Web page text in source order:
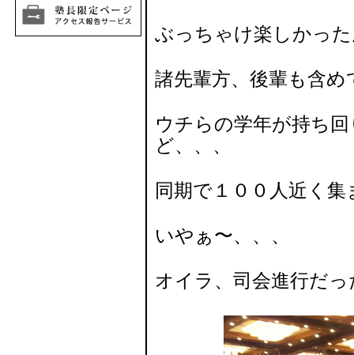
ぶっちゃけ楽しかっ
諸先輩方、後輩も含
ウチらの学年が持ち
ど、、、
同期で１００人近く
いやぁ〜、、、
オイラ、司会進行だ